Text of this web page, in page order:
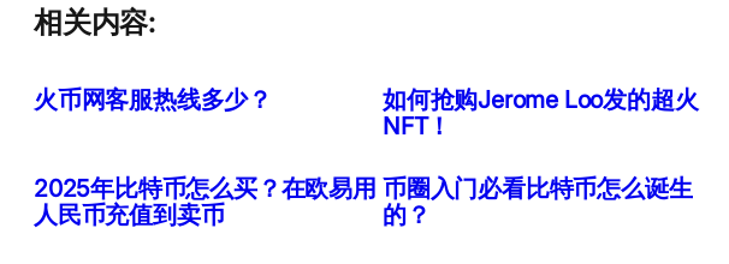
相关内容:
火币网客服热线多少？
如何抢购Jerome Loo发的超火
NFT！
2025年比特币怎么买？在欧易用
人民币充值到卖币
币圈入门必看比特币怎么诞生
的？